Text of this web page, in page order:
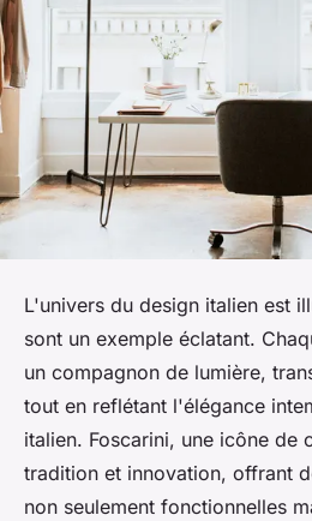
L'univers du design italien est
sont un exemple éclatant.
un compagnon de lumière,
tout en reflétant l'élégance
italien. Foscarini, une icône de
tradition et innovation, offrant
non seulement fonctionnelles